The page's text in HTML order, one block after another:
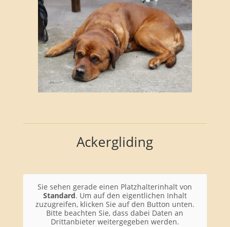
Ackergliding
Sie sehen gerade einen Platzhalterinhalt von
Standard. Um auf den eigentlichen Inhalt
zuzugreifen, klicken Sie auf den Button unten.
Bitte beachten Sie, dass dabei Daten an
Drittanbieter weitergegeben werden.